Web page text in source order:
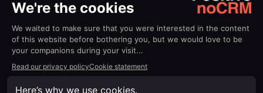
resultado são novos clientes fiéis.
Crie um Programa de Indicações
Esse é um ponto que talvez você precise discutir